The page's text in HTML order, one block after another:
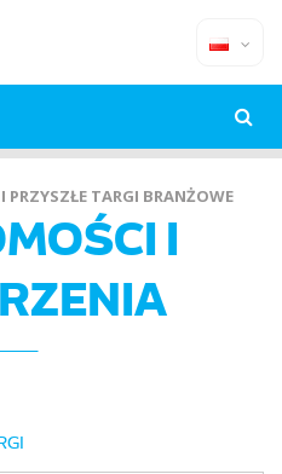
TARGI BRANŻOWE
I